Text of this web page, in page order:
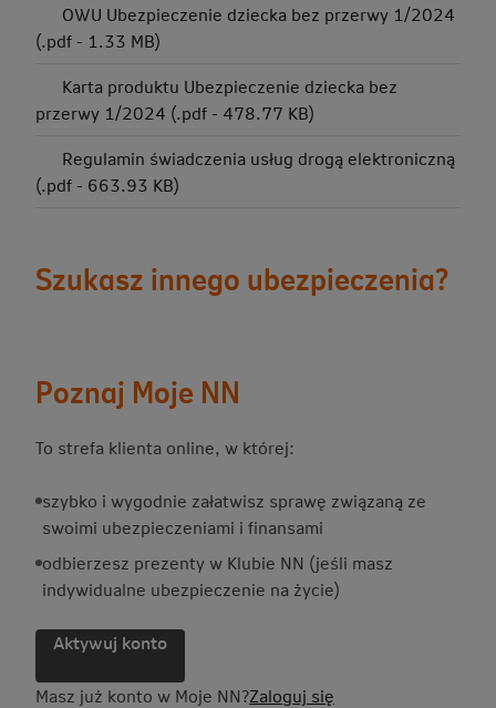
OWU Ubezpieczenie dziecka bez przerwy 1/2024
(.pdf - 1.33 MB)
Karta produktu Ubezpieczenie dziecka bez
przerwy 1/2024 (.pdf - 478.77 KB)
Regulamin świadczenia usług drogą elektroniczną
(.pdf - 663.93 KB)
Szukasz innego ubezpieczenia?
Poznaj Moje NN
To strefa klienta online, w której:
szybko i wygodnie załatwisz sprawę związaną ze
swoimi ubezpieczeniami i finansami
odbierzesz prezenty w Klubie NN (jeśli masz
indywidualne ubezpieczenie na życie)
Aktywuj konto
Masz już konto w Moje NN?Zaloguj się